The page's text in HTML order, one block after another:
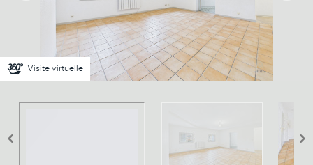
Visite virtuelle